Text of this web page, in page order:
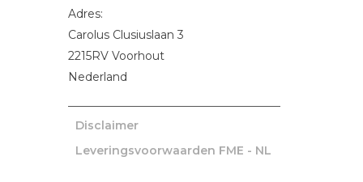
Adres:
Carolus Clusiuslaan 3
2215RV Voorhout
Nederland
Disclaimer
Leveringsvoorwaarden FME - NL